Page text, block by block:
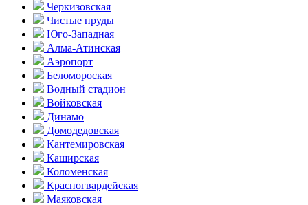
Черкизовская
Чистые пруды
Юго-Западная
Алма-Атинская
Аэропорт
Беломороская
Водный стадион
Войковская
Динамо
Домоде­довская
Кантеми­ровская
Каширская
Коломенская
Красногвар­дейская
Маяковская